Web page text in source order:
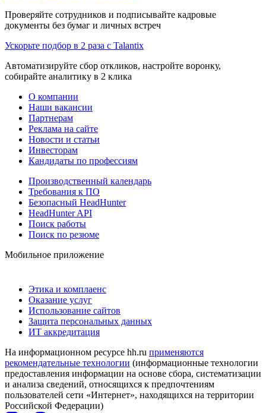
Проверяйте сотрудников и подписывайте кадровые
документы без бумаг и личных встреч
Ускорьте подбор в 2 раза с Talantix
Автоматизируйте сбор откликов, настройте воронку,
собирайте аналитику в 2 клика
О компании
Наши вакансии
Партнерам
Реклама на сайте
Новости и статьи
Инвесторам
Кандидаты по профессиям
Производственный календарь
Требования к ПО
Безопасный HeadHunter
HeadHunter API
Поиск работы
Поиск по резюме
Мобильное приложение
Этика и комплаенс
Оказание услуг
Использование сайтов
Защита персональных данных
ИТ аккредитация
На информационном ресурсе hh.ru применяются
рекомендательные технологии (информационные технологии
предоставления информации на основе сбора, систематизации
и анализа сведений, относящихся к предпочтениям
пользователей сети «Интернет», находящихся на территории
Российской Федерации)